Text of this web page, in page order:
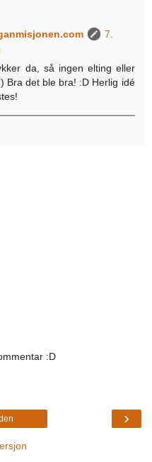
7.
da, så ingen elting eller
Bra det ble bra! :D Herlig idé
:D
›